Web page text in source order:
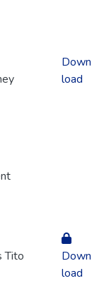
Down
load
Tito
Down
load